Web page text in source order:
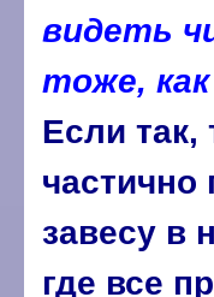
видеть
тоже,
Если так,
частично
завесу в
где все